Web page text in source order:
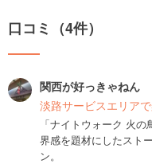
口コミ（4件）
関西が好っきゃねん
淡路サービスエリア
「ナイトウォーク 火
界感を題材にしたスト
ン。